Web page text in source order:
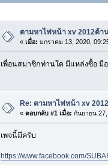
ตามหาไฟหน้า xv 2012ด้า
« เมื่อ: มกราคม 13, 2020,
เพื่อนสมาชิกท่านใด มีแหล่งซื้อ
Re: ตามหาไฟหน้า xv
« ตอบกลับ #1 เมื่อ: กันยายน
เพจนี้มีครับ
https://www.facebook.com/